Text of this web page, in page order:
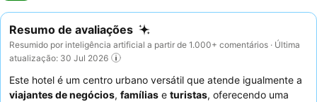
Resumo de avaliações
Resumido por inteligência artificial a partir de 1.000+ comentários · Última
atualização: 30 Jul 2026
Este hotel é um centro urbano versátil que atende igualmente a
viajantes de negócios, famílias e turistas, oferecendo uma